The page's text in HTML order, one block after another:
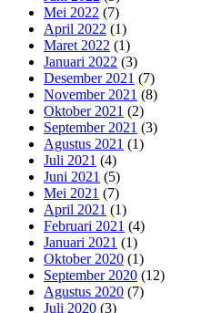
Mei 2022 (7)
April 2022 (1)
Maret 2022 (1)
Januari 2022 (3)
Desember 2021 (7)
November 2021 (8)
Oktober 2021 (2)
September 2021 (3)
Agustus 2021 (1)
Juli 2021 (4)
Juni 2021 (5)
Mei 2021 (7)
April 2021 (1)
Februari 2021 (4)
Januari 2021 (1)
Oktober 2020 (1)
September 2020 (12)
Agustus 2020 (7)
Juli 2020 (3)